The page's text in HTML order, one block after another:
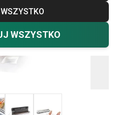
WSZYSTKO